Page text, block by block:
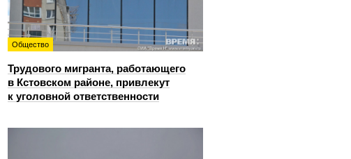
Общество
Трудового мигранта, работающего
в Кстовском районе, привлекут
к уголовной ответственности